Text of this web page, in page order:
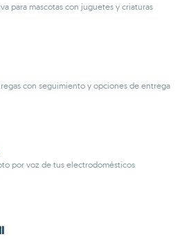
para mascotas con juguetes y criaturas
con seguimiento y opciones de entrega
por voz de tus electrodomésticos